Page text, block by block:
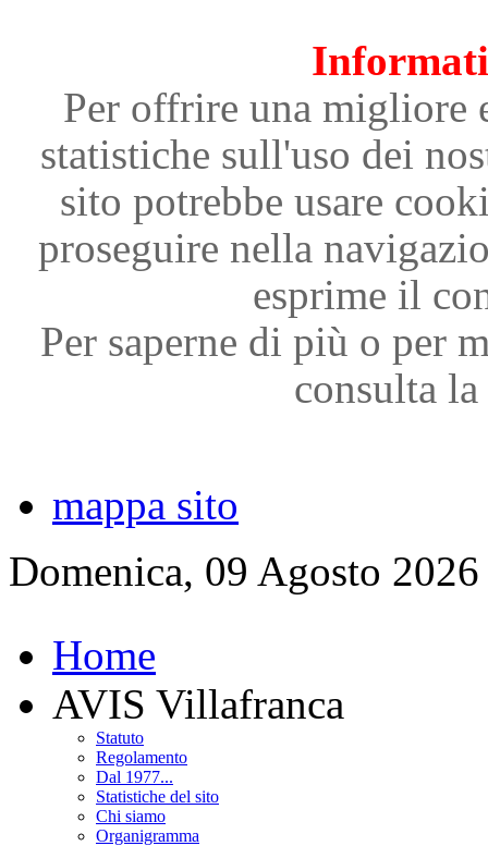
Per offrire una migliore
statistiche sull'uso dei
sito potrebbe usare
proseguire nella
esprime il
Per saperne di più o per
consulta
mappa sito
Domenica, 09 Agosto 2026
Home
AVIS Villafranca
Statuto
Regolamento
Dal 1977...
Statistiche del sito
Chi siamo
Organigramma